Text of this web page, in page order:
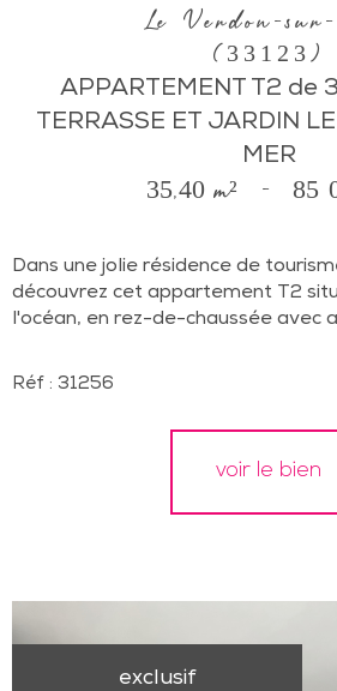
Le Verdon-
(33123)
APPARTEMENT T2 de
TERRASSE ET JARDIN
MER
35,40 m² - 85
Dans une jolie résidence de
découvrez cet appartement T2
l'océan, en rez-de-chaussée avec
Réf : 31256
voir le bien
exclusif